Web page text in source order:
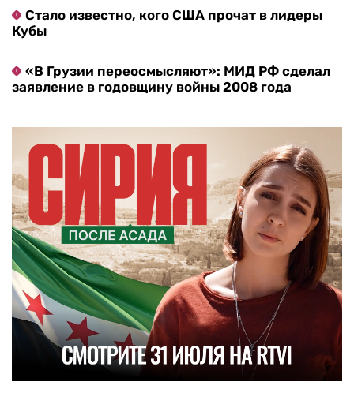
Стало известно, кого США прочат в лидеры
Кубы
«В Грузии переосмысляют»: МИД РФ сделал
заявление в годовщину войны 2008 года